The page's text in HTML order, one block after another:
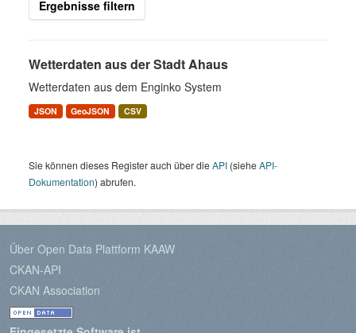
Ergebnisse filtern
Wetterdaten aus der Stadt Ahaus
Wetterdaten aus dem Enginko System
JSON GeoJSON CSV
Sie können dieses Register auch über dieAPI (sieheAPI-
Dokumentation) abrufen.
Über Open Data Plattform KAAW
CKAN-API
CKAN Association